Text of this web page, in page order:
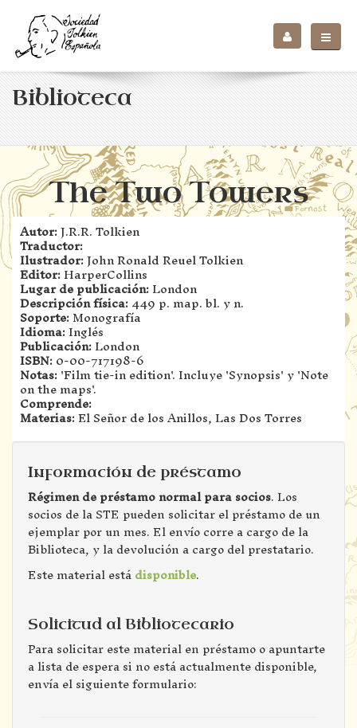
Biblioteca
The Two Towers
Autor:J.R.R. Tolkien
Traductor:
Ilustrador:John Ronald Reuel Tolkien
Editor:HarperCollins
Lugar de publicación:London
Descripción física:449 p. map. bl. y n.
Soporte:Monografía
Idioma:Inglés
Publicación:London
ISBN:0-00-717198-6
Notas:'Film tie-in edition'. Incluye 'Synopsis' y 'Note
on the maps'.
Comprende:
Materias:El Señor de los Anillos, Las Dos Torres
Información de préstamo
Régimen de préstamo normal para socios. Los
socios de la STE pueden solicitar el préstamo de un
ejemplar por un mes. El envío corre a cargo de la
Biblioteca, y la devolución a cargo del prestatario.
Este material estádisponible.
Solicitud al Bibliotecario
Para solicitar este material en préstamo o apuntarte
a lista de espera si no está actualmente disponible,
envía el siguiente formulario: